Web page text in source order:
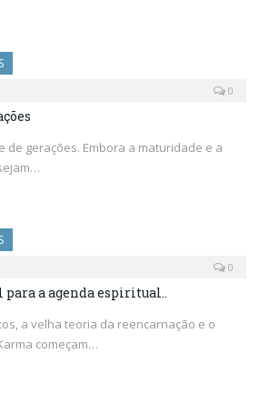
0
de gerações. Embora a maturidade e a
0
para a agenda espiritual..
a velha teoria da reencarnação e o
começam…